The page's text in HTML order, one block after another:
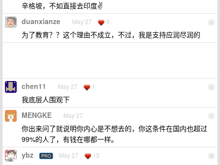
辛格坡，不如直接去印度✌️
5
duanxianze May 27 9
为了教育？？这个理由不成立，不过，我是支持应润尽润的
6
chen11 May 27 1
我底层人围观下
7
MENGKE May 27
你出来问了就说明你内心是不想去的，你这条件在国内也超过
99%的人了，有钱在哪都一样。
8
ybz PRO May 27 15